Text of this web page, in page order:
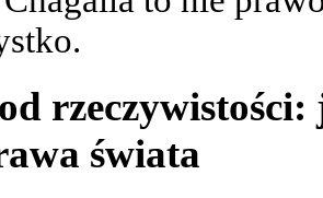
świata